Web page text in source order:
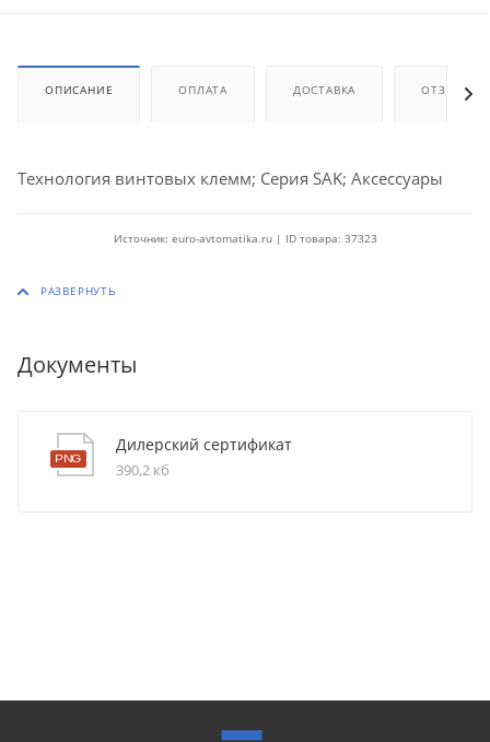
ОПИСАНИЕ ОПЛАТА ДОСТАВКА ОТЗЫВЫ
Технология винтовых клемм; Серия SAK; Аксессуары
Источник: euro-avtomatika.ru | ID товара: 37323
Документы
Дилерский сертификат
390,2 кб